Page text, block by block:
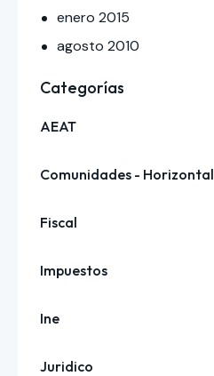
enero2015
agosto2010
Categorías
AEAT
Comunidades - Horizontal
Fiscal
Impuestos
Ine
Juridico